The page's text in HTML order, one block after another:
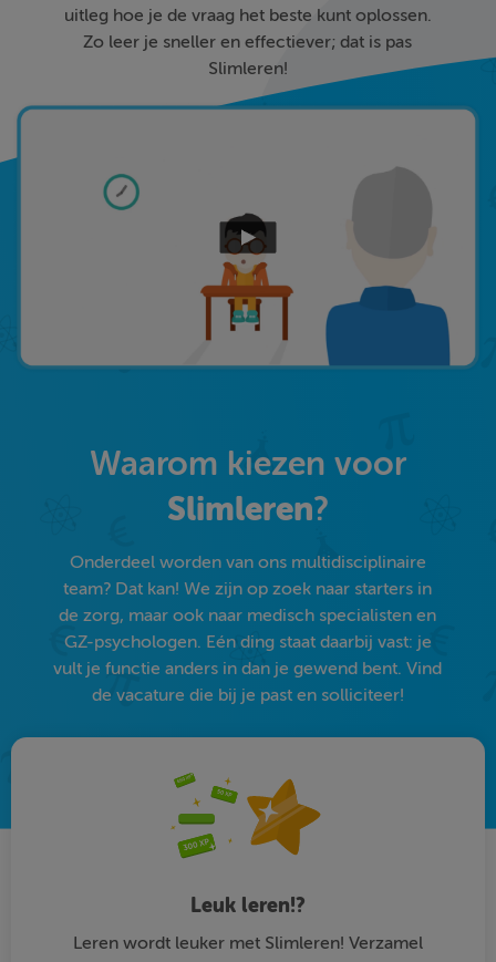
uitleg hoe je de vraag het beste kunt oplossen.
Zo leer je sneller en effectiever; dat is pas
Slimleren!
Waarom kiezen voor
Slimleren?
Onderdeel worden van ons multidisciplinaire
team? Dat kan! We zijn op zoek naar starters in
de zorg, maar ook naar medisch specialisten en
GZ-psychologen. Eén ding staat daarbij vast: je
vult je functie anders in dan je gewend bent. Vind
de vacature die bij je past en solliciteer!
Leuk leren!?
Leren wordt leuker met Slimleren! Verzamel